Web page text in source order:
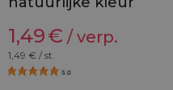
1,49€ / verp.
1,49 € / st.
5.0